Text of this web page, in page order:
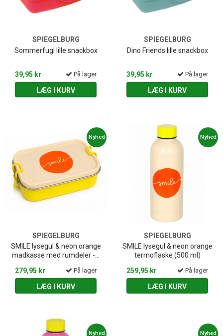
SPIEGELBURG
Sommerfugl lille snackbox
39,95 kr På lager
LÆG I KURV
SPIEGELBURG
Dino Friends lille snackbox
39,95 kr På lager
LÆG I KURV
Nyhed
SPIEGELBURG
SMILE lysegul & neon orange
madkasse med rumdeler -...
279,95 kr
På lager
LÆG I KURV
Nyhed
SPIEGELBURG
SMILE lysegul & neon orange
termoflaske (500 ml)
259,95 kr
På lager
LÆG I KURV
Nyhed Nyhed